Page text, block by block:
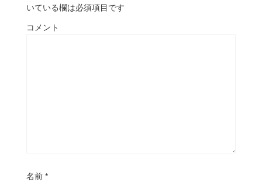
いている欄は必須項目です
コメント
名前 *